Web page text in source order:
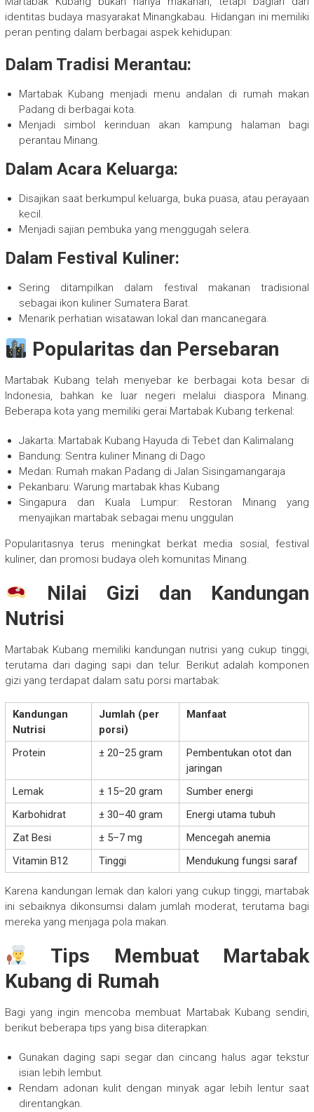
identitas budaya masyarakat Minangkabau. Hidangan ini memiliki
peran penting dalam berbagai aspek kehidupan:
Dalam Tradisi Merantau:
Martabak Kubang menjadi menu andalan di rumah makan
Padang di berbagai kota.
Menjadi simbol kerinduan akan kampung halaman bagi
perantau Minang.
Dalam Acara Keluarga:
Disajikan saat berkumpul keluarga, buka puasa, atau perayaan
kecil.
Menjadi sajian pembuka yang menggugah selera.
Dalam Festival Kuliner:
Sering ditampilkan dalam festival makanan tradisional
sebagai ikon kuliner Sumatera Barat.
Menarik perhatian wisatawan lokal dan mancanegara.
Popularitas dan Persebaran
Martabak Kubang telah menyebar ke berbagai kota besar di
Indonesia, bahkan ke luar negeri melalui diaspora Minang.
Beberapa kota yang memiliki gerai Martabak Kubang terkenal:
Jakarta: Martabak Kubang Hayuda di Tebet dan Kalimalang
Bandung: Sentra kuliner Minang di Dago
Medan: Rumah makan Padang di Jalan Sisingamangaraja
Pekanbaru: Warung martabak khas Kubang
Singapura dan Kuala Lumpur: Restoran Minang yang
menyajikan martabak sebagai menu unggulan
Popularitasnya terus meningkat berkat media sosial, festival
kuliner, dan promosi budaya oleh komunitas Minang.
Nilai Gizi dan Kandungan
Nutrisi
Martabak Kubang memiliki kandungan nutrisi yang cukup tinggi,
terutama dari daging sapi dan telur. Berikut adalah komponen
gizi yang terdapat dalam satu porsi martabak:
Kandungan
Nutrisi
Jumlah (per
porsi)
Manfaat
Protein ± 20–25 gram
Pembentukan otot dan
jaringan
Lemak
± 15–20 gram
Sumber energi
Karbohidrat
± 30–40 gram
Energi utama tubuh
Zat Besi
± 5–7 mg
Mencegah anemia
Vitamin B12
Tinggi Mendukung fungsi saraf
Karena kandungan lemak dan kalori yang cukup tinggi, martabak
ini sebaiknya dikonsumsi dalam jumlah moderat, terutama bagi
mereka yang menjaga pola makan.
Tips Membuat Martabak
Kubang di Rumah
Bagi yang ingin mencoba membuat Martabak Kubang sendiri,
berikut beberapa tips yang bisa diterapkan:
Gunakan daging sapi segar dan cincang halus agar tekstur
isian lebih lembut.
Rendam adonan kulit dengan minyak agar lebih lentur saat
direntangkan.